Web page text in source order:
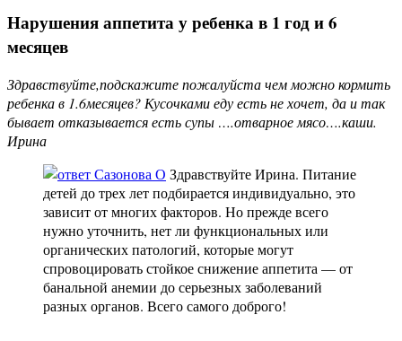
Нарушения аппетита у ребенка в 1 год и 6
месяцев
Здравствуйте,подскажите пожалуйста чем можно кормить
ребенка в 1.6месяцев? Кусочками еду есть не хочет, да и так
бывает отказывается есть супы ….отварное мясо….каши.
Ирина
Здравствуйте Ирина. Питание
детей до трех лет подбирается индивидуально, это
зависит от многих факторов. Но прежде всего
нужно уточнить, нет ли функциональных или
органических патологий, которые могут
спровоцировать стойкое снижение аппетита — от
банальной анемии до серьезных заболеваний
разных органов. Всего самого доброго!